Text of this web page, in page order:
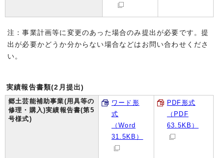
注：事業計画等に変更のあった場合のみ提出が必要です。提
出が必要かどうか分からない場合などはお問い合わせくださ
い。
実績報告書類(2月提出)
郷土芸能補助事業(用具等の
修理・購入)実績報告書(第5
号様式)
ワード形
式
（Word
31.5KB）
PDF形式
（PDF
63.5KB）